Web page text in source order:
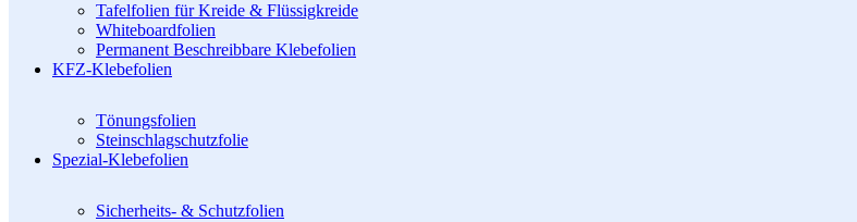
Tafelfolien für Kreide & Flüssigkreide
Whiteboardfolien
Permanent Beschreibbare Klebefolien
KFZ-Klebefolien
Tönungsfolien
Steinschlagschutzfolie
Spezial-Klebefolien
Sicherheits- & Schutzfolien